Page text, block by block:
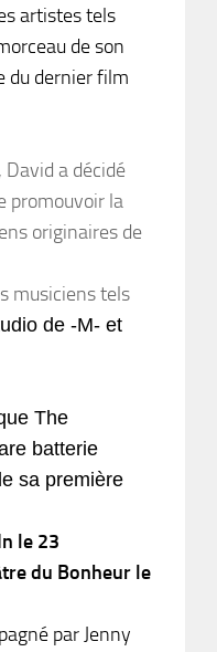
artistes tels
de son
du dernier film
a décidé
promouvoir la
originaires de
musiciens tels
de -M- et
The
batterie
sa première
le 23
du Bonheur le
par Jenny